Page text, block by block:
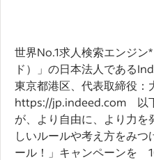
世界No.1求人検索エンジン
ド）」の日本法人である
東京都港区、代表取締役：
https://jp.indeed.com 以
が、より自由に、より力
しいルールや考え方をみ
ール！」キャンペーンを